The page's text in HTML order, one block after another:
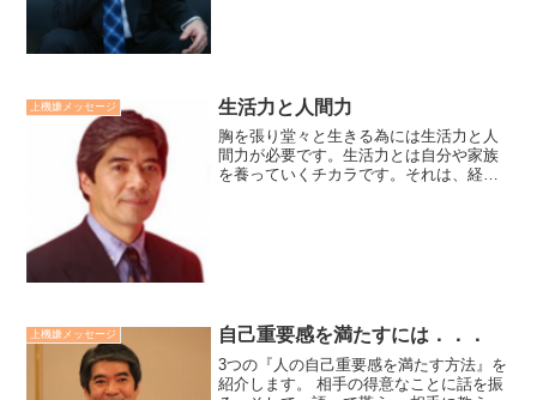
上機嫌メッセージ 生活力と人間力
胸を張り堂々と生きる為には生活力と人
間力が必要です。生活力とは自分や家族
を養っていくチカラです。それは、経済
上機嫌メッセージ 自己重要感を満たすには．．．
3つの『人の自己重要感を満たす方法』を
紹介します。 相手の得意なことに話を振